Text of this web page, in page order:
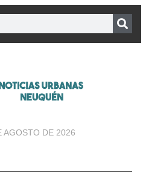
AGOSTO DE 2026